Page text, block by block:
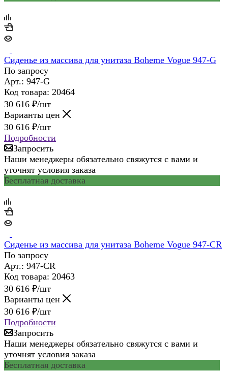
Сиденье из массива для унитаза Boheme Vogue 947-G
По запросу
Арт.: 947-G
Код товара: 20464
30 616 ₽/шт
Варианты цен
30 616 ₽/шт
Подробности
Запросить
Наши менеджеры обязательно свяжутся с вами и
уточнят условия заказа
Бесплатная доставка
Сиденье из массива для унитаза Boheme Vogue 947-CR
По запросу
Арт.: 947-CR
Код товара: 20463
30 616 ₽/шт
Варианты цен
30 616 ₽/шт
Подробности
Запросить
Наши менеджеры обязательно свяжутся с вами и
уточнят условия заказа
Бесплатная доставка